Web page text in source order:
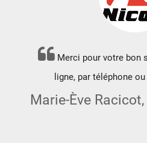
Merci pour votre bon
ligne, par téléphone
Marie-Ève